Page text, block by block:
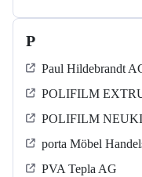
P
Paul Hildebrandt
POLIFILM
POLIFILM
porta Möbel
PVA Tepla AG